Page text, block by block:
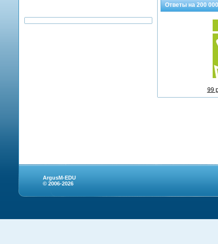
Ответы на200 000
99
ArgusM-EDU
© 2006-2026